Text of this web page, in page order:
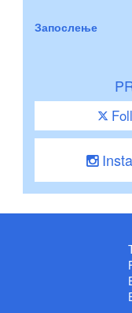
Запослење